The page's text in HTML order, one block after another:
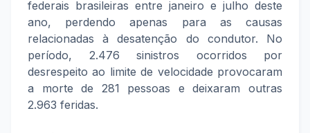
federais brasileiras entre janeiro e julho deste
ano, perdendo apenas para as causas
relacionadas à desatenção do condutor. No
período, 2.476 sinistros ocorridos por
desrespeito ao limite de velocidade provocaram
a morte de 281 pessoas e deixaram outras
2.963 feridas.